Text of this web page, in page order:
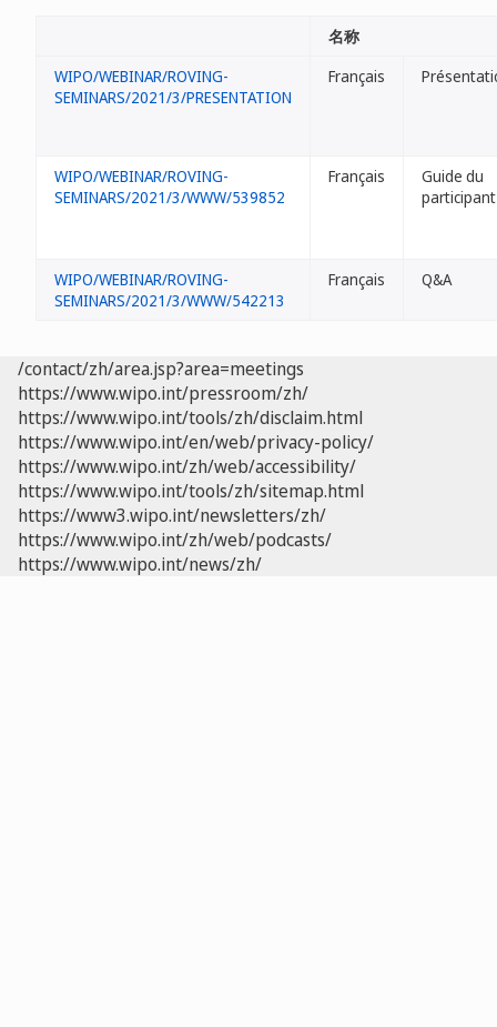
名称
WIPO/WEBINAR/ROVING-
SEMINARS/2021/3/PRESENTATION
Français
WIPO/WEBINAR/ROVING-
SEMINARS/2021/3/WWW/539852
Français
Guide du
participant
WIPO/WEBINAR/ROVING-
SEMINARS/2021/3/WWW/542213
Français Q&A
/contact/zh/area.jsp?area=meetings
https://www.wipo.int/pressroom/zh/
https://www.wipo.int/tools/zh/disclaim.html
https://www.wipo.int/en/web/privacy-policy/
https://www.wipo.int/zh/web/accessibility/
https://www.wipo.int/tools/zh/sitemap.html
https://www3.wipo.int/newsletters/zh/
https://www.wipo.int/zh/web/podcasts/
https://www.wipo.int/news/zh/